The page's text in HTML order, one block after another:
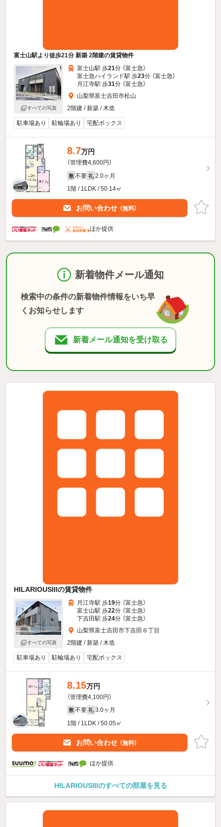
富士山駅より徒歩21分 新築 2階建の賃貸物件
すべての写真
富士山駅 歩21分 （富士急）
富士急ハイランド駅 歩23分 （富士急）
月江寺駅 歩31分 （富士急）
山梨県富士吉田市松山
2階建 / 新築 / 木造
駐車場あり 駐輪場あり 宅配ボックス
8.7万円
（管理費4,600円）
敷 不要 礼 2.0ヶ月
1階 / 1LDK / 50.14㎡
お問い合わせ （無料）
ほか提供
新着物件メール通知
検索中の条件の新着物件情報をいち早
くお知らせします
新着メール通知を受け取る
HILARIOUSIIIの賃貸物件
すべての写真
月江寺駅 歩19分 （富士急）
富士山駅 歩22分 （富士急）
下吉田駅 歩24分 （富士急）
山梨県富士吉田市下吉田６丁目
2階建 / 新築 / 木造
駐車場あり 駐輪場あり 宅配ボックス
8.15万円
（管理費4,100円）
敷 不要 礼 3.0ヶ月
1階 / 1LDK / 50.05㎡
お問い合わせ （無料）
ほか提供
HILARIOUSIIIのすべての部屋を見る